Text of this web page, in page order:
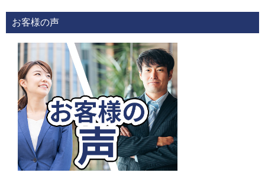
お客様の声